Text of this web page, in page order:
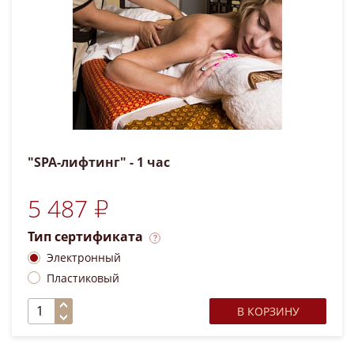
"SPA-лифтинг" - 1 час
5 487 ₽
Тип сертификата
Электронный
Пластиковый
В КОРЗИНУ